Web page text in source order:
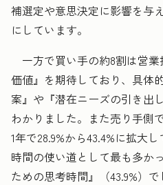
補選定や意思決定に影響を与
にしています。
一方で買い手の約8割は営業
価値』を期待しており、具体
案』や『潜在ニーズの引き出
わかりました。また売り手側
1年で28.9%から43.4%に拡大
時間の使い道として最も多か
ための思考時間』（43.9%）で